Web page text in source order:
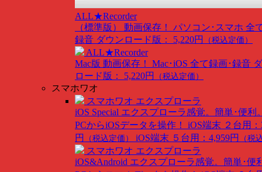
ALL★Recorder
（標準版） 動画保存！ パソコン･スマホ 全
録音 ダウンロード版： 5,220円 （税込定価）
ALL★Recorder
Mac版 動画保存！ Mac･iOS 全て録画･録音
ロード版： 5,220円
（税込定価）
スマホワオ
スマホワオ エクスプローラ
iOS Special エクスプローラ感覚。簡単･便利
PCからiOSデータを操作！ iOS端末 ２台用：
円
（税込定価） iOS端末 ５台用：4,959円 （税
スマホワオ エクスプローラ
iOS&Android エクスプローラ感覚。簡単･便